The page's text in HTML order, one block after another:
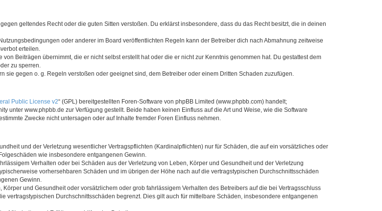
geltendes Recht oder die guten Sitten verstoßen. Du erklärst insbesondere, dass du das Recht besitzt, die in deinen
oder anderer im Board veröffentlichten Regeln kann der Betreiber dich nach Abmahnung zeitweise
erteilen.
Beiträgen übernimmt, die er nicht selbst erstellt hat oder die er nicht zur Kenntnis genommen hat. Du gestattest dem
zu sperren.
gegen o. g. Regeln verstoßen oder geeignet sind, dem Betreiber oder einem Dritten Schaden zuzufügen.
Public License v2“ (GPL) bereitgestellten Foren-Software von phpBB Limited (www.phpbb.com) handelt;
unter www.phpbb.de zur Verfügung gestellt. Beide haben keinen Einfluss auf die Art und Weise, wie die Software
Zwecke nicht untersagen oder auf Inhalte fremder Foren Einfluss nehmen.
und der Verletzung wesentlicher Vertragspflichten (Kardinalpflichten) nur für Schäden, die auf ein vorsätzliches oder
wie insbesondere entgangenen Gewinn.
Verhalten oder bei Schäden aus der Verletzung von Leben, Körper und Gesundheit und der Verletzung
vorhersehbaren Schäden und im übrigen der Höhe nach auf die vertragstypischen Durchschnittsschäden
Gewinn.
und Gesundheit oder vorsätzlichem oder grob fahrlässigem Verhalten des Betreibers auf die bei Vertragsschluss
vertragstypischen Durchschnittsschäden begrenzt. Dies gilt auch für mittelbare Schäden, insbesondere entgangenen